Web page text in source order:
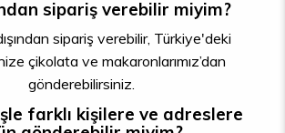
sipariş verebilir miyim?
sipariş verebilir, Türkiye'deki
çikolata ve makaronlarımız’dan
gönderebilirsiniz.
farklı kişilere ve adreslere